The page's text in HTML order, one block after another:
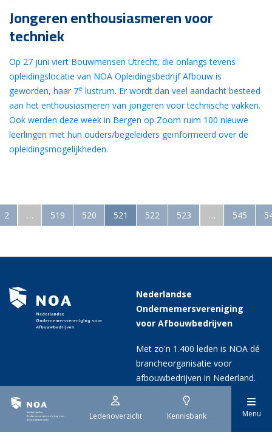
Ledenoverzicht Kennisbank Menu
Jongeren enthousiasmeren voor
techniek
Op 27 juni viert Bouwmensen Utrecht, die onlangs tevens
opleidingslocatie van NOA Opleidingsbedrijf Afbouw is
geworden, haar 7e lustrum. Er wordt dan veel aandacht besteed
aan het enthousiasmeren van jongeren voor technische vakken.
Ook werden deze week in Bergen op Zoom ruim 100 nieuwe
leerlingen met hun ouders/begeleiders geïnformeerd over de
opleidingsmogelijkheden.
2 … 519 520 521 522 523 … 545
Nederlandse
Ondernemersvereniging
voor Afbouwbedrijven
Met zo'n 1.400 leden is NOA dé
brancheorganisatie voor
afbouwbedrijven in Nederland.